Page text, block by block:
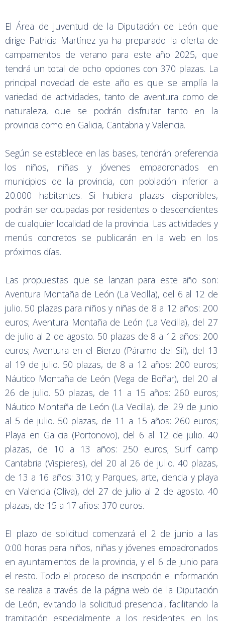
El Área de Juventud de la Diputación de León que
dirige Patricia Martínez ya ha preparado la oferta de
campamentos de verano para este año 2025, que
tendrá un total de ocho opciones con 370 plazas. La
principal novedad de este año es que se amplía la
variedad de actividades, tanto de aventura como de
naturaleza, que se podrán disfrutar tanto en la
provincia como en Galicia, Cantabria y Valencia.
Según se establece en las bases, tendrán preferencia
los niños, niñas y jóvenes empadronados en
municipios de la provincia, con población inferior a
20.000 habitantes. Si hubiera plazas disponibles,
podrán ser ocupadas por residentes o descendientes
de cualquier localidad de la provincia. Las actividades y
menús concretos se publicarán en la web en los
próximos días.
Las propuestas que se lanzan para este año son:
Aventura Montaña de León (La Vecilla), del 6 al 12 de
julio. 50 plazas para niños y niñas de 8 a 12 años: 200
euros; Aventura Montaña de León (La Vecilla), del 27
de julio al 2 de agosto. 50 plazas de 8 a 12 años: 200
euros; Aventura en el Bierzo (Páramo del Sil), del 13
al 19 de julio. 50 plazas, de 8 a 12 años: 200 euros;
Náutico Montaña de León (Vega de Boñar), del 20 al
26 de julio. 50 plazas, de 11 a 15 años: 260 euros;
Náutico Montaña de León (La Vecilla), del 29 de junio
al 5 de julio. 50 plazas, de 11 a 15 años: 260 euros;
Playa en Galicia (Portonovo), del 6 al 12 de julio. 40
plazas, de 10 a 13 años: 250 euros; Surf camp
Cantabria (Vispieres), del 20 al 26 de julio. 40 plazas,
de 13 a 16 años: 310; y Parques, arte, ciencia y playa
en Valencia (Oliva), del 27 de julio al 2 de agosto. 40
plazas, de 15 a 17 años: 370 euros.
El plazo de solicitud comenzará el 2 de junio a las
0:00 horas para niños, niñas y jóvenes empadronados
en ayuntamientos de la provincia, y el 6 de junio para
el resto. Todo el proceso de inscripción e información
se realiza a través de la página web de la Diputación
de León, evitando la solicitud presencial, facilitando la
tramitación especialmente a los residentes en los